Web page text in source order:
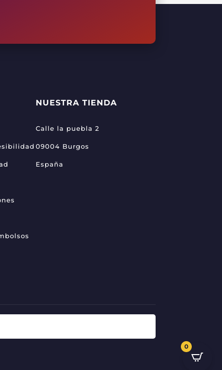
NUESTRA TIENDA
Calle la puebla 2
09004 Burgos
España
0